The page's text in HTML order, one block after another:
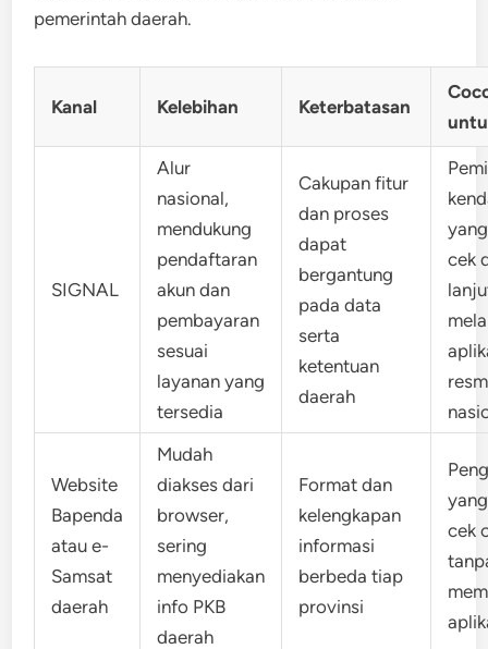
pemerintah daerah.
Kanal Kelebihan Keterbatasan
SIGNAL
Alur
nasional,
mendukung
pendaftaran
akun dan
pembayaran
sesuai
layanan yang
tersedia
Cakupan fitur
dan proses
dapat
bergantung
pada data
serta
ketentuan
daerah
cek
Website
Bapenda
atau e-
Samsat
daerah
Mudah
diakses dari
browser,
sering
menyediakan
info PKB
daerah
Format dan
kelengkapan
informasi
berbeda tiap
provinsi
cek